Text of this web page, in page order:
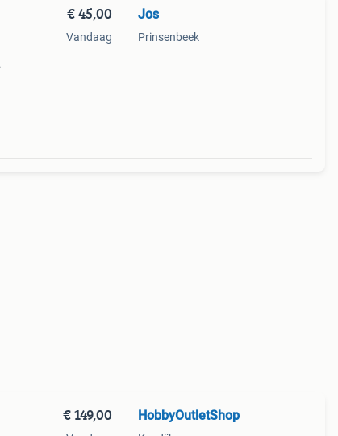
€ 45,00
Vandaag
Jos
Prinsenbeek
€ 149,00 HobbyOutletShop